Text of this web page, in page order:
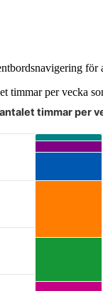
för
timmar per vecka
med
timmar per